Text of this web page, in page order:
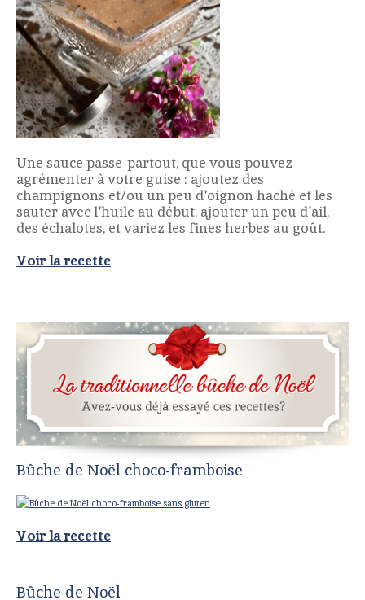
Une sauce passe-partout, que vous pouvez
agrémenter à votre guise : ajoutez des
champignons et/ou un peu d'oignon haché et les
sauter avec l'huile au début, ajouter un peu d'ail,
des échalotes, et variez les fines herbes au goût.
Voir la recette
Bûche de Noël choco-framboise
Voir la recette
Bûche de Noël